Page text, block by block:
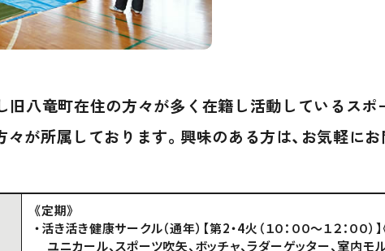
旧八竜町在住の方々が多く在籍し活動しているスポ
が所属しております。興味のある方は、お気軽にお
《定期》
・活き活き健康サークル（通年）【第2・4火（１０：００～１２：００）
ユニカール、スポーツ吹矢、ボッチャ、ラダーゲッター、室内モ